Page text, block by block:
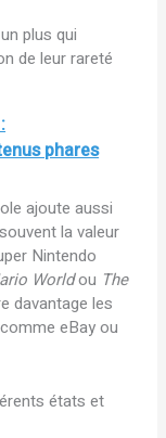
plus qui
de leur rareté
phares
ajoute aussi
la valeur
Nintendo
Worldou The
davantage les
eBay ou
états et